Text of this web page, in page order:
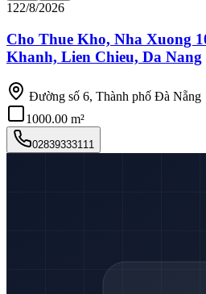
122/8/2026
Cho Thue Kho, Nha Xuong
Khanh, Lien Chieu, Da Nang
Đường số 6, Thành phố Đà Nẵng
1000.00 m²
02839333111